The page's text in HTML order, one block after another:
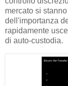
mercato si
dell'importanza
rapidamente
di auto-custodia.